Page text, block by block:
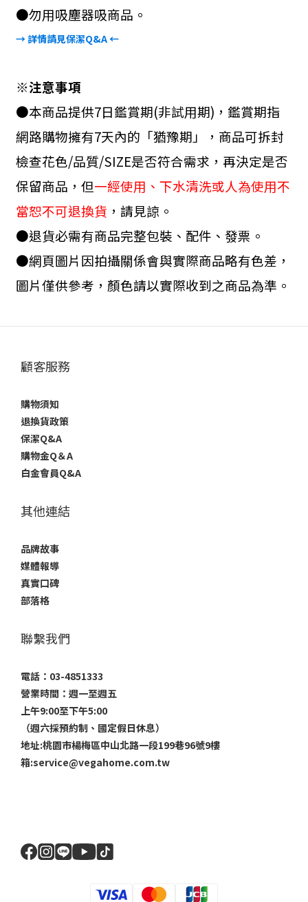
●勿用吸塵器吸商品。
→ 詳情請見保潔Q&A←
※注意事項
●本商品提供7日鑑賞期(非試用期) ，鑑賞期指
網路購物擁有7天內的「猶豫期」，商品可拆封
檢查花色/品質/SIZE是否符合需求，再決定是否
保留商品，但一經使用、下水清洗或人為使用不
當恕不可退換貨 ，請見諒。
●退貨必需有商品完整包裝、配件、發票。
●網頁圖片因拍攝關係會與實際商品略有色差，
圖片僅供參考，顏色請以實際收到之商品為準。
顧客服務
購物須知
退換貨政策
保潔Q&A
購物金Q＆A
白金會員Q&A
其他連結
品牌故事
媒體報導
真實口碑
部落格
聯繫我們
電話：03-4851333
營業時間：週一至週五
上午9:00至下午5:00
（週六採預約制、國定假日休息）
地址:桃園市楊梅區中山北路一段199巷96號9樓
箱:service@vegahome.com.tw